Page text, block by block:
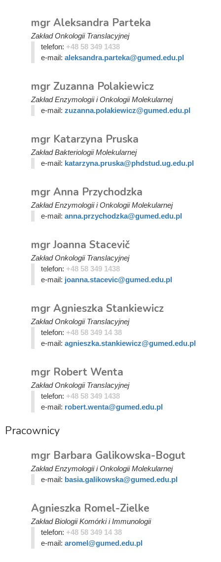
mgr Aleksandra Parteka
Zakład Onkologii Translacyjnej
telefon: +48 58 349 1438
e-mail: aleksandra.parteka@gumed.edu.pl
mgr Zuzanna Polakiewicz
Zakład Enzymologii i Onkologii Molekularnej
e-mail: zuzanna.polakiewicz@gumed.edu.pl
mgr Katarzyna Pruska
Zakład Bakteriologii Molekularnej
e-mail: katarzyna.pruska@phdstud.ug.edu.pl
mgr Anna Przychodzka
Zakład Enzymologii i Onkologii Molekularnej
e-mail: anna.przychodzka@gumed.edu.pl
mgr Joanna Stacevič
Zakład Onkologii Translacyjnej
telefon: +48 58 349 1438
e-mail: joanna.stacevic@gumed.edu.pl
mgr Agnieszka Stankiewicz
Zakład Onkologii Translacyjnej
telefon: +48 58 349 14 38
e-mail: agnieszka.stankiewicz@gumed.edu.pl
mgr Robert Wenta
Zakład Onkologii Translacyjnej
telefon: +48 58 349 1438
e-mail: robert.wenta@gumed.edu.pl
Pracownicy
mgr Barbara Galikowska-Bogut
Zakład Enzymologii i Onkologii Molekularnej
e-mail: basia.galikowska@gumed.edu.pl
Agnieszka Romel-Zielke
Zakład Biologii Komórki i Immunologii
telefon: +48 58 349 14 38
e-mail: aromel@gumed.edu.pl